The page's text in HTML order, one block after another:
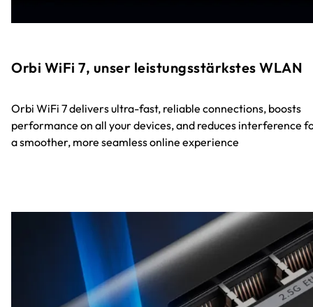
Orbi WiFi 7, unser leistungsstärkstes WLAN
Orbi WiFi 7 delivers ultra-fast, reliable connections, boosts
performance on all your devices, and reduces interference
a smoother, more seamless online experience